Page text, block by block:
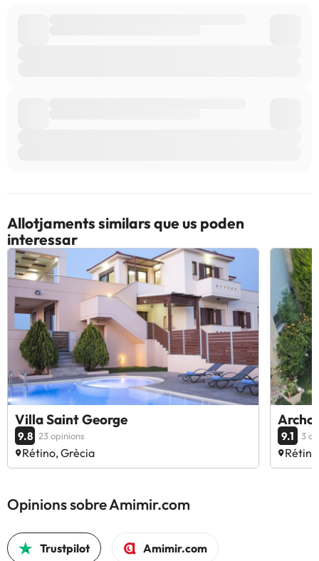
Allotjaments similars que us poden
interessar
Villa Saint George
9.8 23 opinions
Rétino, Grècia
9.1 3
Opinions sobre Amimir.com
Trustpilot Amimir.com